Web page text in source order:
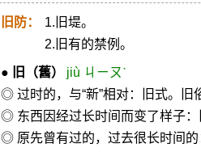
旧防：
1.旧堤。
2.旧有的禁例。
● 旧 （舊）
jiù ㄐㄧㄡˋ
◎ 过时的，与“新”相对：旧式。旧
◎ 东西因经过长时间而变了样子：
◎ 原先曾有过的，过去很长时间的